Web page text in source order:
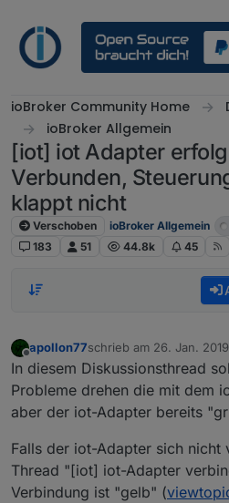
ioBroker Community Home
ioBroker Allgemein
[iot] iot Adapter
Verbunden,
klappt nicht
Verschoben ioBroker Allgemein
183
51 44.8k 45
Offline
apollon77schrieb am 26. Jan.
zuletzt editiert von
In diesem Diskussionsthread
Probleme drehen die mit dem
aber der iot-Adapter bereits
Falls der iot-Adapter sich nicht
Thread "[iot] iot-Adapter
Verbindung ist "gelb" (